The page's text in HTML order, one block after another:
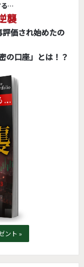
る…
襲
価され始めたの
の口座」とは！？
ント »